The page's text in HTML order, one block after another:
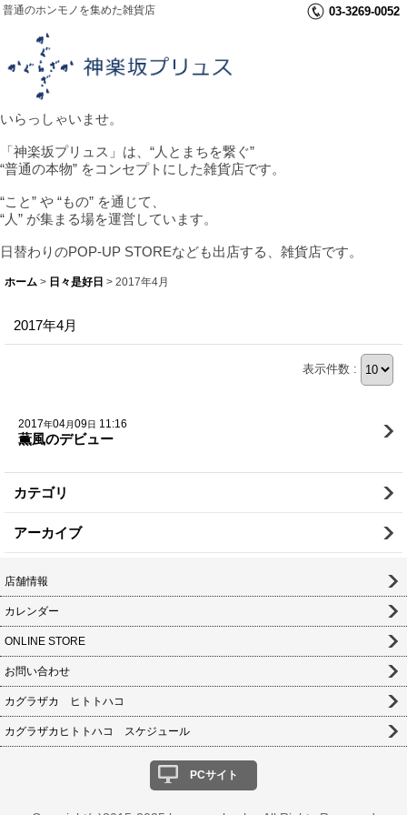
普通のホンモノを集めた雑貨店 03-3269-0052
いらっしゃいませ。
「神楽坂プリュス」は、“人とまちを繋ぐ”
“普通の本物” をコンセプトにした雑貨店です。
“こと” や “もの” を通じて、
“人” が集まる場を運営しています。
日替わりのPOP-UP STOREなども出店する、雑貨店です。
ホーム > 日々是好日 > 2017年4月
2017年4月
表示件数 :
2017年04月09日 11:16
薫風のデビュー
カテゴリ
アーカイブ
店舗情報
カレンダー
ONLINE STORE
お問い合わせ
カグラザカ ヒトトハコ
カグラザカヒトトハコ スケジュール
PCサイト